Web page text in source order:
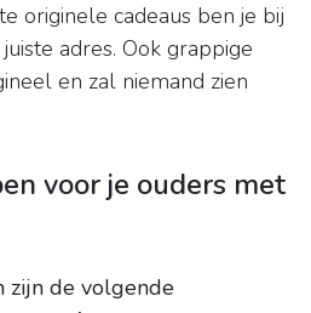
originele cadeaus ben je bij
adres. Ook grappige
en zal niemand zien
voor je ouders met
zijn de volgende